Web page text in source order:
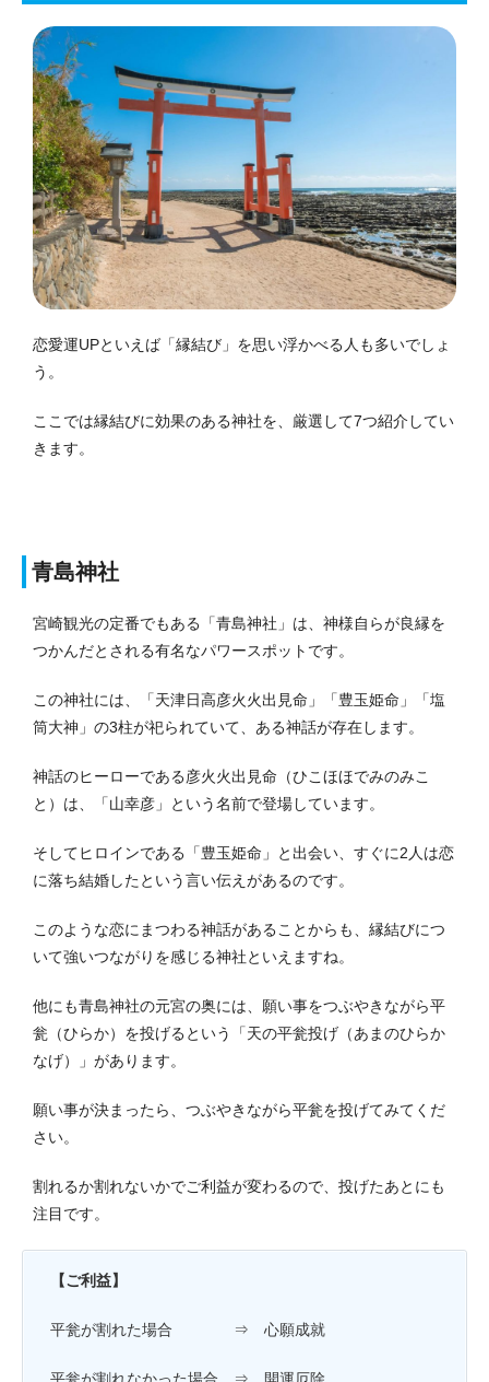
恋愛運UPといえば「縁結び」を思い浮かべる人も多いでしょ
う。
ここでは縁結びに効果のある神社を、厳選して7つ紹介してい
きます。
青島神社
宮崎観光の定番でもある「青島神社」は、神様自らが良縁を
つかんだとされる有名なパワースポットです。
この神社には、「天津日高彦火火出見命」「豊玉姫命」「塩
筒大神」の3柱が祀られていて、ある神話が存在します。
神話のヒーローである彦火火出見命（ひこほほでみのみこ
と）は、「山幸彦」という名前で登場しています。
そしてヒロインである「豊玉姫命」と出会い、すぐに2人は恋
に落ち結婚したという言い伝えがあるのです。
このような恋にまつわる神話があることからも、縁結びにつ
いて強いつながりを感じる神社といえますね。
他にも青島神社の元宮の奥には、願い事をつぶやきながら平
瓮（ひらか）を投げるという「天の平瓮投げ（あまのひらか
なげ）」があります。
願い事が決まったら、つぶやきながら平瓮を投げてみてくだ
さい。
割れるか割れないかでご利益が変わるので、投げたあとにも
注目です。
【ご利益】
平瓮が割れた場合 ⇒ 心願成就